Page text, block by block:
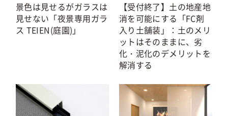
景色は見せるがガラスは
見せない「夜景専用ガラ
ス TEIEN(庭園)」
【受付終了】土の地産地
消を可能にする「FC剤
入り土舗装」：土のメリ
ットはそのままに、劣
化・泥化のデメリットを
解消する